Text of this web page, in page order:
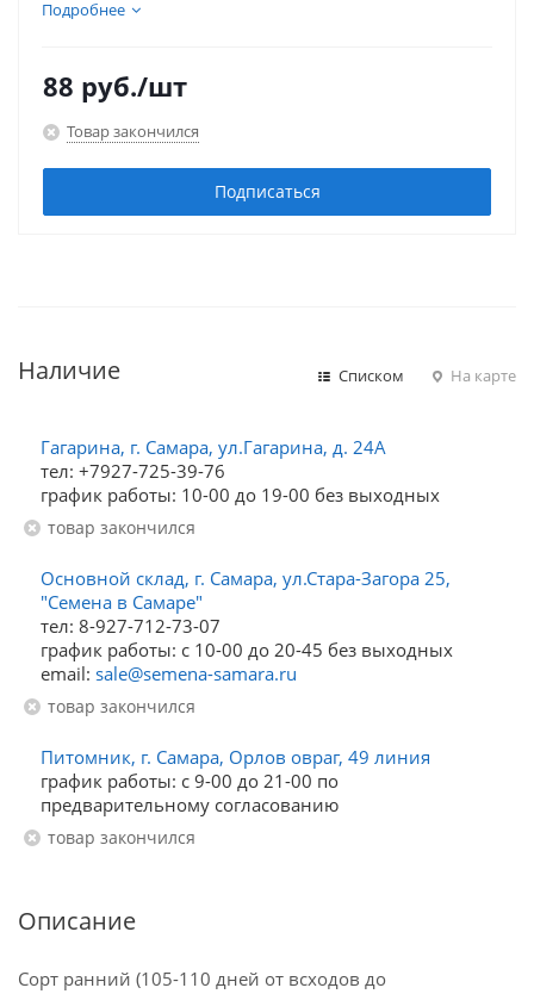
Подробнее
88 руб./шт
Товар закончился
Подписаться
Наличие Списком На карте
Гагарина, г. Самара, ул.Гагарина, д. 24А
тел: +7927-725-39-76
график работы: 10-00 до 19-00 без выходных
Товар закончился
Основной склад, г. Самара, ул.Стара-Загора 25,
"Семена в Самаре"
тел: 8-927-712-73-07
график работы: с 10-00 до 20-45 без выходных
email: sale@semena-samara.ru
Товар закончился
Питомник, г. Самара, Орлов овраг, 49 линия
график работы: с 9-00 до 21-00 по
предварительному согласованию
Товар закончился
Описание
Сорт ранний (105-110 дней от всходов до